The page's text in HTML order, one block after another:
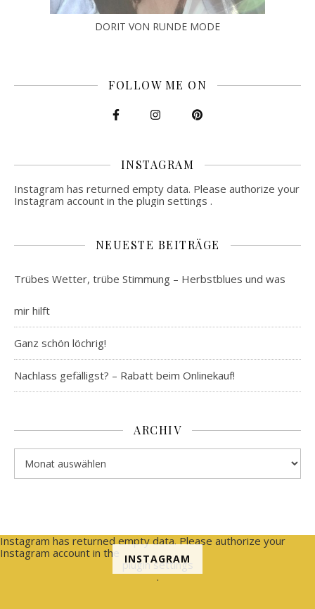
DORIT VON RUNDE MODE
FOLLOW ME ON
INSTAGRAM
Instagram has returned empty data. Please authorize your
Instagram account in the plugin settings .
NEUESTE BEITRÄGE
Trübes Wetter, trübe Stimmung – Herbstblues und was
mir hilft
Ganz schön löchrig!
Nachlass gefälligst? – Rabatt beim Onlinekauf!
ARCHIV
Archiv
INSTAGRAM
Instagram has returned empty data. Please authorize your
Instagram account in the
plugin settings
.